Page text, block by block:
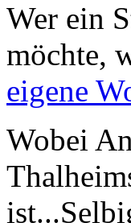
Wer ein
möchte,
eigene
Wobei